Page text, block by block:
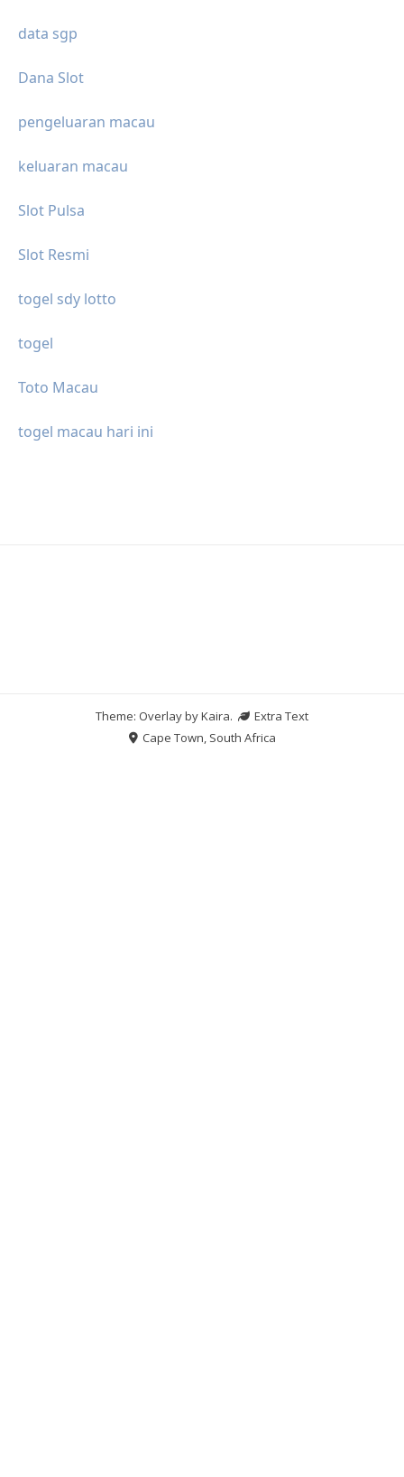
data sgp
Dana Slot
pengeluaran macau
keluaran macau
Slot Pulsa
Slot Resmi
togel sdy lotto
togel
Toto Macau
togel macau hari ini
Theme: Overlay byKaira.
Extra Text
Cape Town, South Africa